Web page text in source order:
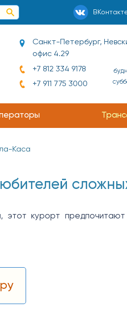
Санкт-Петербург,
офис 4.29
+7 812 334 9178
+7 911 775 3000
Каса
курорт предпочитают